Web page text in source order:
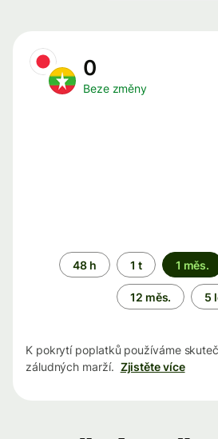
0
Beze změny
Časové
období
48 h 1 t 1 měs.
12 měs. 5
K pokrytí poplatků používáme
záludných marží. Zjistěte více